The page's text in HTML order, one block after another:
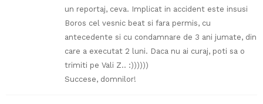
un reportaj, ceva. Implicat in accident este insusi
Boros cel vesnic beat si fara permis, cu
antecedente si cu condamnare de 3 ani jumate, din
care a executat 2 luni. Daca nu ai curaj, poti sa o
trimiti pe Vali Z.. :))))))
Succese, domnilor!